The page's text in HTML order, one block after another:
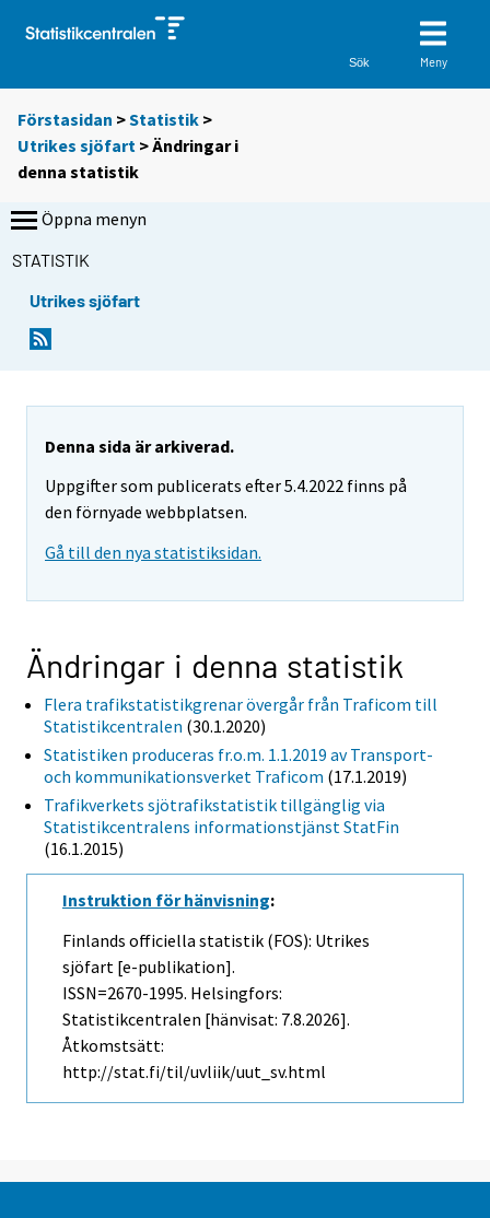
Sök Meny
Förstasidan >Statistik >
Utrikes sjöfart > Ändringar i
denna statistik
Öppna menyn
STATISTIK
Utrikes sjöfart
Denna sida är arkiverad.
Uppgifter som publicerats efter 5.4.2022 finns på
den förnyade webbplatsen.
Gå till den nya statistiksidan.
Ändringar i denna statistik
Flera trafikstatistikgrenar övergår från Traficom till
Statistikcentralen (30.1.2020)
Statistiken produceras fr.o.m. 1.1.2019 av Transport-
och kommunikationsverket Traficom (17.1.2019)
Trafikverkets sjötrafikstatistik tillgänglig via
Statistikcentralens informationstjänst StatFin
(16.1.2015)
Instruktion för hänvisning:
Finlands officiella statistik (FOS): Utrikes
sjöfart [e-publikation].
ISSN=2670-1995. Helsingfors:
Statistikcentralen [hänvisat: 7.8.2026].
Åtkomstsätt:
http://stat.fi/til/uvliik/uut_sv.html